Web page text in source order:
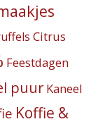
Citrus
Feestdagen
puur Kaneel
Koffie &